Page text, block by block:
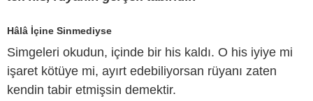
Hâlâ İçine Sinmediyse
Simgeleri okudun, içinde bir his kaldı. O his iyiye mi
işaret kötüye mi, ayırt edebiliyorsan rüyanı zaten
kendin tabir etmişsin demektir.